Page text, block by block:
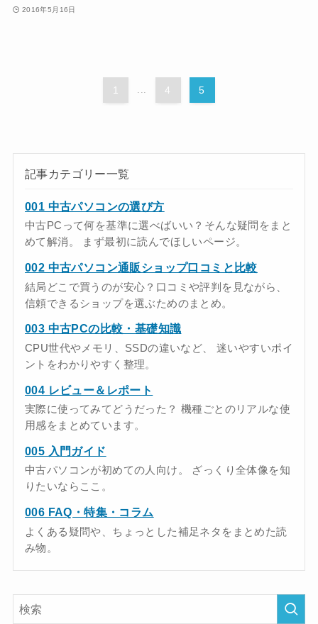
2016年5月16日
1 ... 4 5
記事カテゴリー一覧
001 中古パソコンの選び方
中古PCって何を基準に選べばいい？そんな疑問をまと
めて解消。 まず最初に読んでほしいページ。
002 中古パソコン通販ショップ口コミと比較
結局どこで買うのが安心？口コミや評判を見ながら、
信頼できるショップを選ぶためのまとめ。
003 中古PCの比較・基礎知識
CPU世代やメモリ、SSDの違いなど、 迷いやすいポイ
ントをわかりやすく整理。
004 レビュー＆レポート
実際に使ってみてどうだった？ 機種ごとのリアルな使
用感をまとめています。
005 入門ガイド
中古パソコンが初めての人向け。 ざっくり全体像を知
りたいならここ。
006 FAQ・特集・コラム
よくある疑問や、ちょっとした補足ネタをまとめた読
み物。